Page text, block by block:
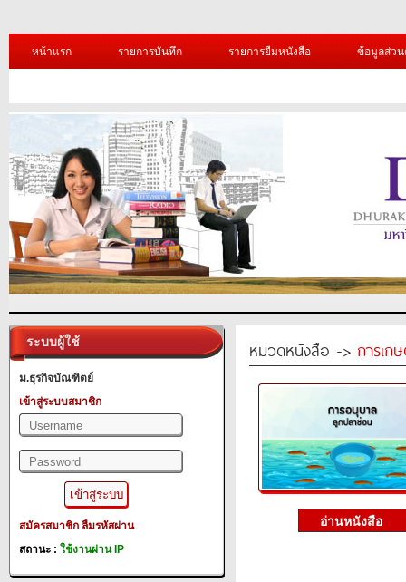
หน้าแรก รายการบันทึก รายการยืมหนังสือ ข้อมูลส่ว
ระบบผู้ใช้
ม.ธุรกิจบัณฑิตย์
เข้าสู่ระบบสมาชิก
สมัครสมาชิก ลืมรหัสผ่าน
สถานะ : ใช้งานผ่าน IP
หมวดหนังสือ -> การเก